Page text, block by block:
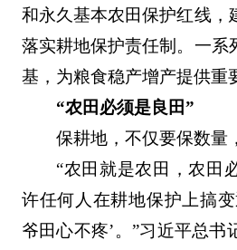
和永久基本农田保护红线，
落实耕地保护责任制。一系
基，为粮食稳产增产提供重
“农田必须是良田”
保耕地，不仅要保数量
“农田就是农田，农田
许任何人在耕地保护上搞
爷田心不疼’。”习近平总书